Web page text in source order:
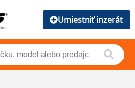
Umiestniť inzerát